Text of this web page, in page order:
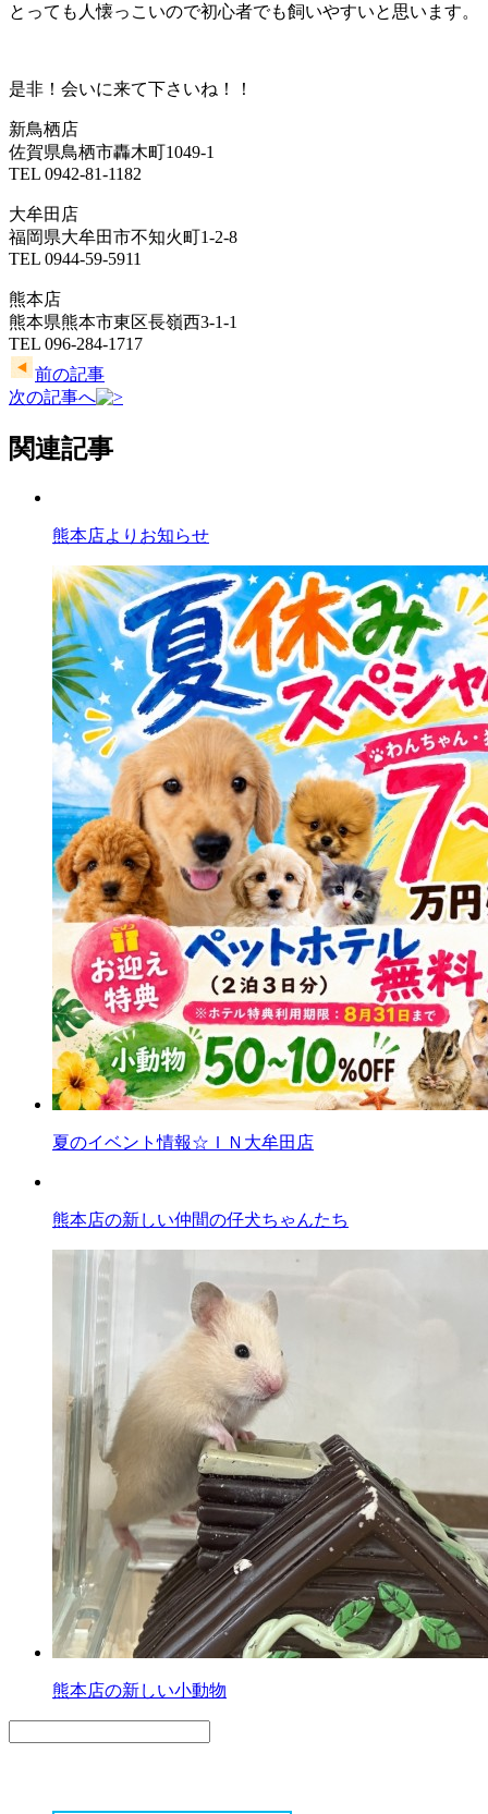
とっても人懐っこいので初心者でも飼いやすいと思います。
是非！会いに来て下さいね！！
新鳥栖店
佐賀県鳥栖市轟木町1049-1
TEL 0942-81-1182
大牟田店
福岡県大牟田市不知火町1-2-8
TEL 0944-59-5911
熊本店
熊本県熊本市東区長嶺西3-1-1
TEL 096-284-1717
前の記事
次の記事へ
関連記事
熊本店よりお知らせ
夏のイベント情報☆ＩＮ大牟田店
熊本店の新しい仲間の仔犬ちゃんたち
熊本店の新しい小動物